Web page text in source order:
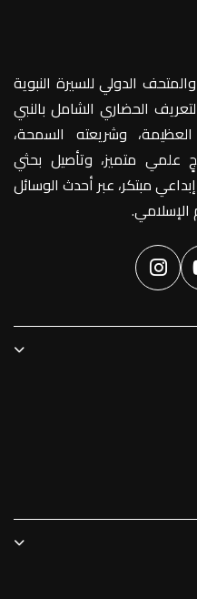
الدولي للسيرة النبوية
الحضاري الشامل بالنبي
وشريعته السمحة،
علمي متميز، وتأصيل بحثي
مبتكر، عبر أحدث الوسائل
الإسلامي.